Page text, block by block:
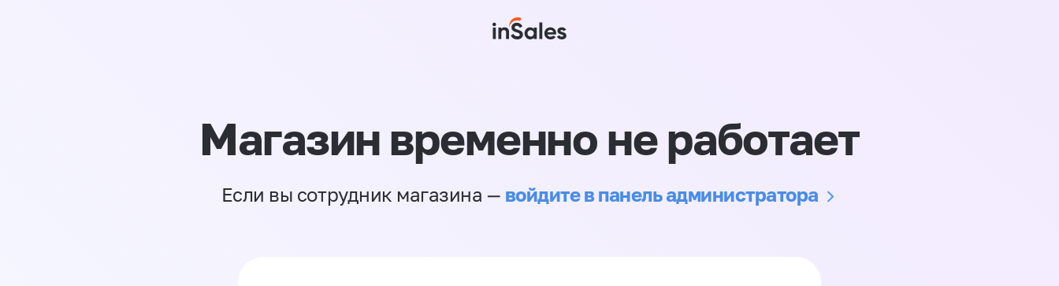
Магазин временно не работает
Если вы сотрудник магазина — войдите в панель администратора